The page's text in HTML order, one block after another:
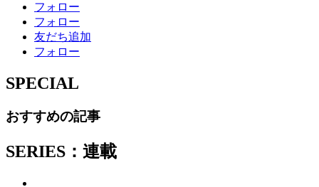
フォロー
フォロー
友だち追加
フォロー
SPECIAL
おすすめの記事
SERIES：連載